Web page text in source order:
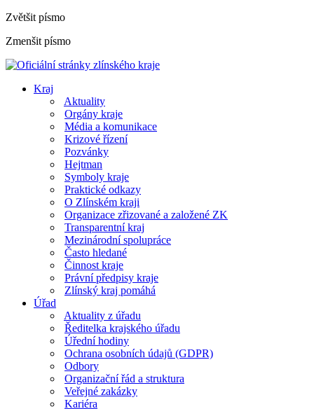
Zvětšit písmo
Zmenšit písmo
Kraj
Aktuality
Orgány kraje
Média a komunikace
Krizové řízení
Pozvánky
Hejtman
Symboly kraje
Praktické odkazy
O Zlínském kraji
Organizace zřizované a založené ZK
Transparentní kraj
Mezinárodní spolupráce
Často hledané
Činnost kraje
Právní předpisy kraje
Zlínský kraj pomáhá
Úřad
Aktuality z úřadu
Ředitelka krajského úřadu
Úřední hodiny
Ochrana osobních údajů (GDPR)
Odbory
Organizační řád a struktura
Veřejné zakázky
Kariéra